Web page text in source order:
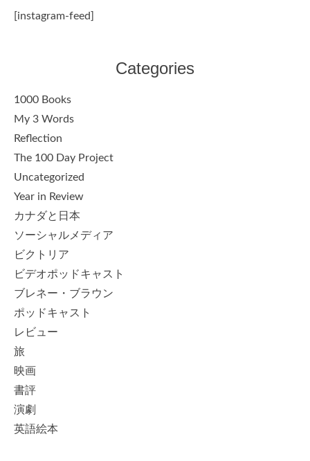
[instagram-feed]
Categories
1000 Books
My 3 Words
Reflection
The 100 Day Project
Uncategorized
Year in Review
カナダと日本
ソーシャルメディア
ビクトリア
ビデオポッドキャスト
ブレネー・ブラウン
ポッドキャスト
レビュー
旅
映画
書評
演劇
英語絵本